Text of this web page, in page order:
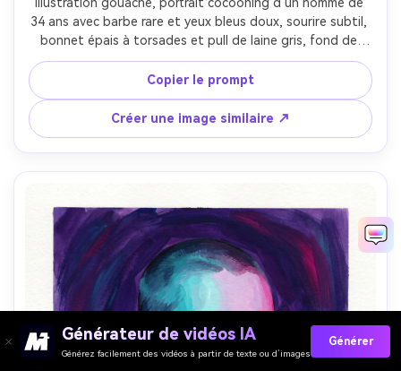
34 ans avec barbe rare et yeux bleus doux, sourire subtil,
bonnet épais à torsades et pull de laine gris, fond de
neige suggéré par lavis pâles et pins stylisés, lumière
ambiante froide et reflets chauds sur les joues, opacité
gouache mate, pinceaux texturés, grain de papier visible,
bleus froids et tons de peau chauds, humeur
réconfortante et paisible, objectif 85mm, faible
profondeur de champ --ar 4:5
Copier le prompt
Créer une image similaire ↗
Générateur de vidéos IA
Générez facilement des vidéos à partir de texte ou d’images
Générer